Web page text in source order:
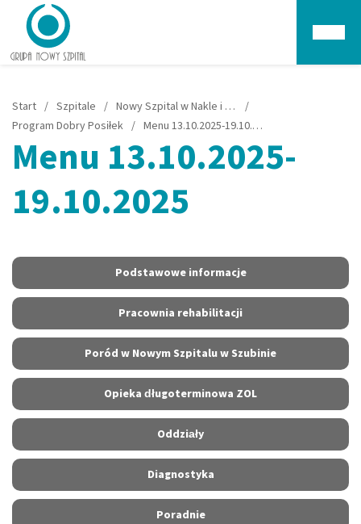
Start / Szpitale / Nowy Szpital w Nakle i Szubinie
/
Program Dobry Posiłek / Menu 13.10.2025-19.10.2025
Menu 13.10.2025-
19.10.2025
Podstawowe informacje
Pracownia rehabilitacji
Poród w Nowym Szpitalu w Szubinie
Opieka długoterminowa ZOL
Oddziały
Diagnostyka
Poradnie